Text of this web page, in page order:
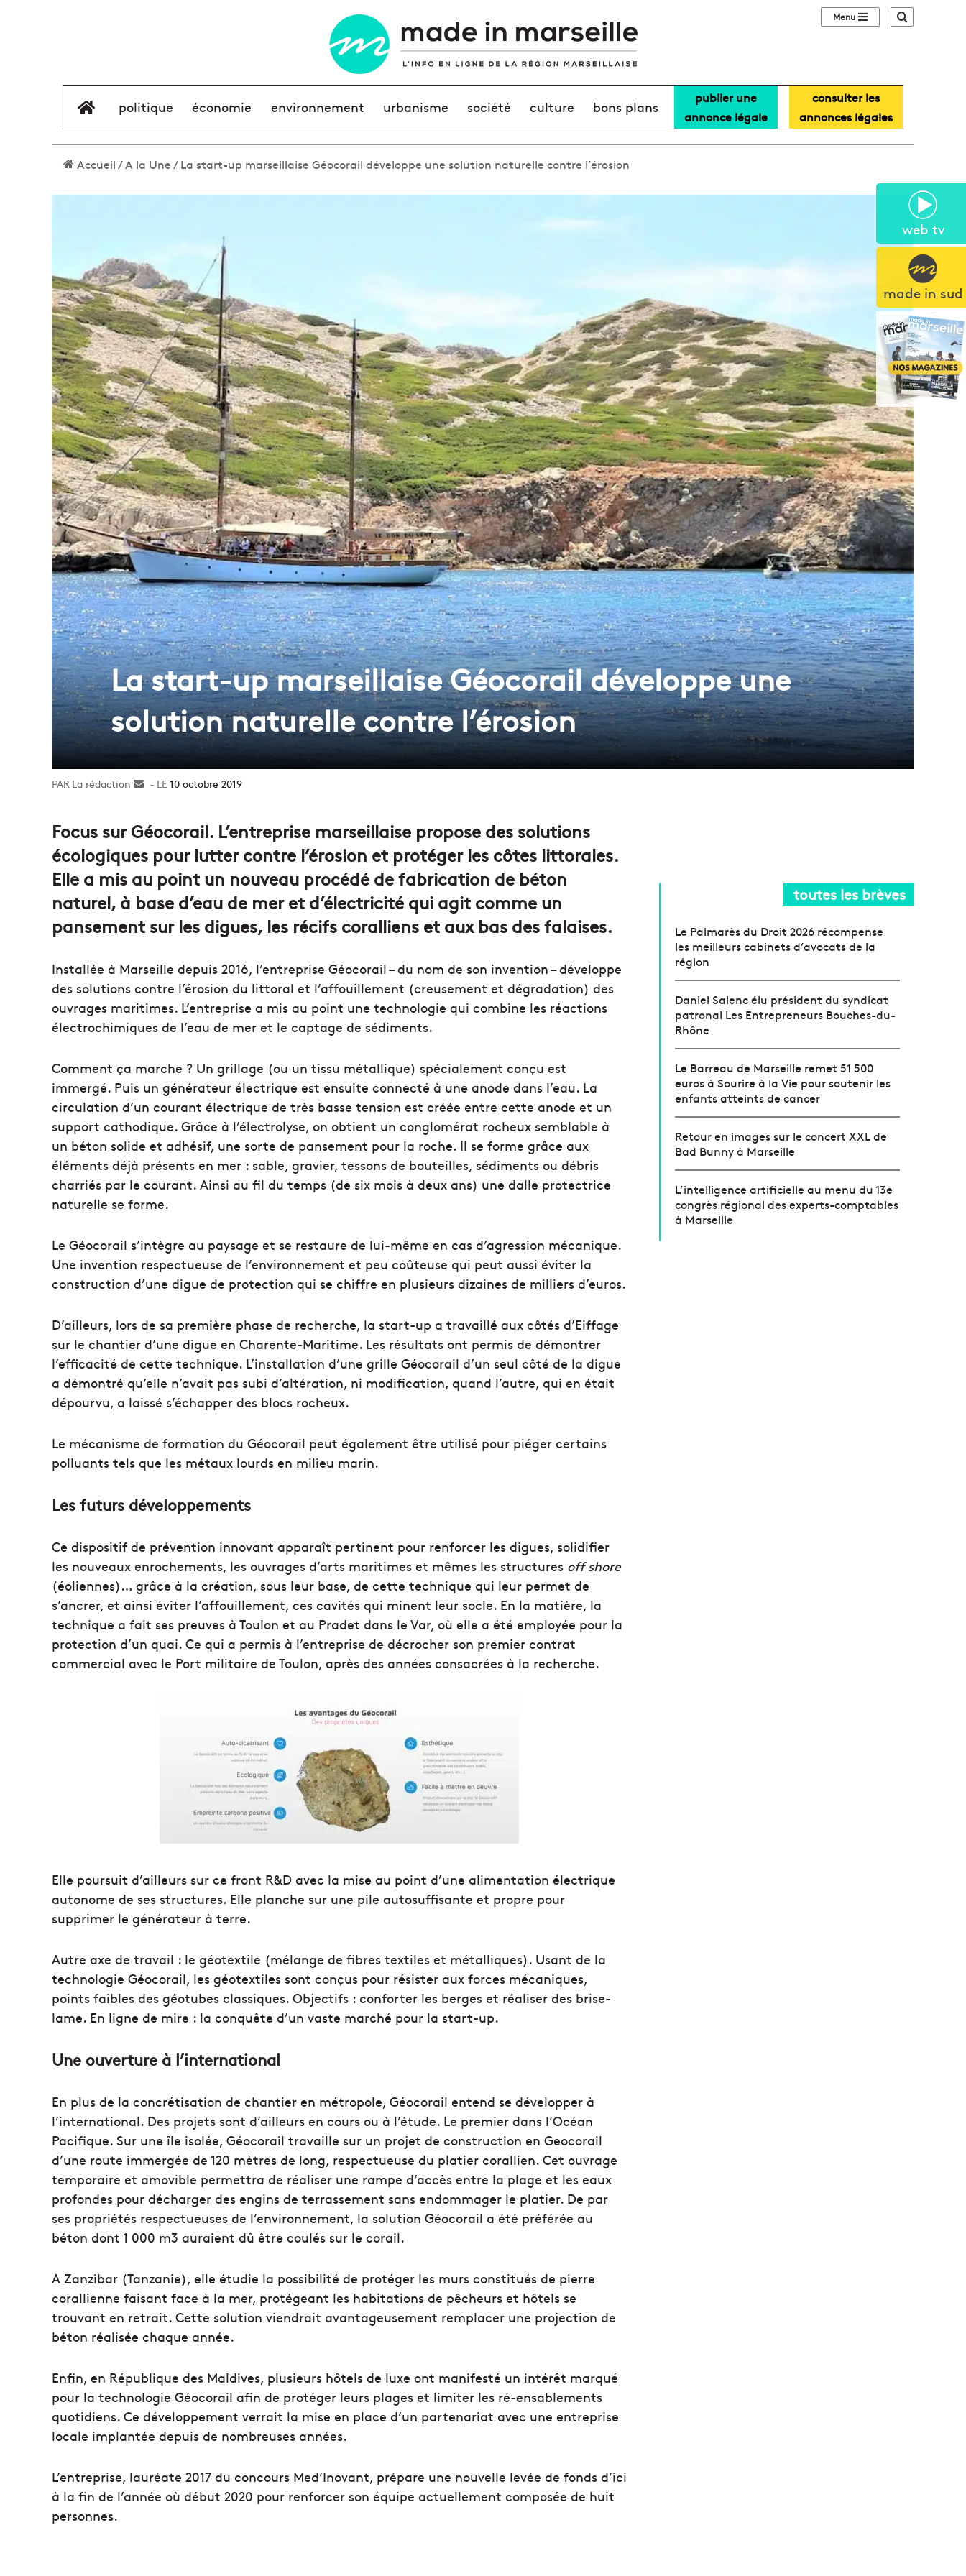
web tv
made in sud
Sidebar (barre
élément de menu
politique économie environnement urbanisme société culture bons plans
publier une
annonce légale
consulter les
annonces légales
Accueil/A la Une/La start-up marseillaise Géocorail développe une solution naturelle contre l’érosion
La start-up marseillaise Géocorail développe une
solution naturelle contre l’érosion
La rédaction
Envoyer10 octobre 2019
Focus sur Géocorail. L’entreprise marseillaise propose des solutions
écologiques pour lutter contre l’érosion et protéger les côtes littorales.
Elle a mis au point un nouveau procédé de fabrication de béton
naturel, à base d’eau de mer et d’électricité qui agit comme un
pansement sur les digues, les récifs coralliens et aux bas des falaises.
Installée à Marseille depuis 2016, l’entreprise Géocorail – du nom de son invention – développe
des solutions contre l’érosion du littoral et l’affouillement (creusement et dégradation) des
ouvrages maritimes. L’entreprise a mis au point une technologie qui combine les réactions
électrochimiques de l’eau de mer et le captage de sédiments.
Comment ça marche ? Un grillage (ou un tissu métallique) spécialement conçu est
immergé. Puis un générateur électrique est ensuite connecté à une anode dans l’eau. La
circulation d’un courant électrique de très basse tension est créée entre cette anode et un
support cathodique. Grâce à l’électrolyse, on obtient un conglomérat rocheux semblable à
un béton solide et adhésif, une sorte de pansement pour la roche. Il se forme grâce aux
éléments déjà présents en mer : sable, gravier, tessons de bouteilles, sédiments ou débris
charriés par le courant. Ainsi au fil du temps (de six mois à deux ans) une dalle protectrice
naturelle se forme.
Le Géocorail s’intègre au paysage et se restaure de lui-même en cas d’agression mécanique.
Une invention respectueuse de l’environnement et peu coûteuse qui peut aussi éviter la
construction d’une digue de protection qui se chiffre en plusieurs dizaines de milliers d’euros.
D’ailleurs, lors de sa première phase de recherche, la start-up a travaillé aux côtés d’Eiffage
sur le chantier d’une digue en Charente-Maritime. Les résultats ont permis de démontrer
l’efficacité de cette technique. L’installation d’une grille Géocorail d’un seul côté de la digue
a démontré qu’elle n’avait pas subi d’altération, ni modification, quand l’autre, qui en était
dépourvu, a laissé s’échapper des blocs rocheux.
Le mécanisme de formation du Géocorail peut également être utilisé pour piéger certains
polluants tels que les métaux lourds en milieu marin.
Les futurs développements
Ce dispositif de prévention innovant apparaît pertinent pour renforcer les digues, solidifier
les nouveaux enrochements, les ouvrages d’arts maritimes et mêmes les structures off shore
(éoliennes)… grâce à la création, sous leur base, de cette technique qui leur permet de
s’ancrer, et ainsi éviter l’affouillement, ces cavités qui minent leur socle. En la matière, la
technique a fait ses preuves à Toulon et au Pradet dans le Var, où elle a été employée pour la
protection d’un quai. Ce qui a permis à l’entreprise de décrocher son premier contrat
commercial avec le Port militaire de Toulon, après des années consacrées à la recherche.
Elle poursuit d’ailleurs sur ce front R&D avec la mise au point d’une alimentation électrique
autonome de ses structures. Elle planche sur une pile autosuffisante et propre pour
supprimer le générateur à terre.
Autre axe de travail : le géotextile (mélange de fibres textiles et métalliques). Usant de la
technologie Géocorail, les géotextiles sont conçus pour résister aux forces mécaniques,
points faibles des géotubes classiques. Objectifs : conforter les berges et réaliser des brise-
lame. En ligne de mire : la conquête d’un vaste marché pour la start-up.
Une ouverture à l’international
En plus de la concrétisation de chantier en métropole, Géocorail entend se développer à
l’international. Des projets sont d’ailleurs en cours ou à l’étude. Le premier dans l’Océan
Pacifique. Sur une île isolée, Géocorail travaille sur un projet de construction en Geocorail
d’une route immergée de 120 mètres de long, respectueuse du platier corallien. Cet ouvrage
temporaire et amovible permettra de réaliser une rampe d’accès entre la plage et les eaux
profondes pour décharger des engins de terrassement sans endommager le platier. De par
ses propriétés respectueuses de l’environnement, la solution Géocorail a été préférée au
béton dont 1 000 m3 auraient dû être coulés sur le corail.
A Zanzibar (Tanzanie), elle étudie la possibilité de protéger les murs constitués de pierre
corallienne faisant face à la mer, protégeant les habitations de pêcheurs et hôtels se
trouvant en retrait. Cette solution viendrait avantageusement remplacer une projection de
béton réalisée chaque année.
Enfin, en République des Maldives, plusieurs hôtels de luxe ont manifesté un intérêt marqué
pour la technologie Géocorail afin de protéger leurs plages et limiter les ré-ensablements
quotidiens. Ce développement verrait la mise en place d’un partenariat avec une entreprise
locale implantée depuis de nombreuses années.
L’entreprise, lauréate 2017 du concours Med’Inovant, prépare une nouvelle levée de fonds d’ici
à la fin de l’année où début 2020 pour renforcer son équipe actuellement composée de huit
personnes.
toutes les brèves
Le Palmarès du Droit 2026 récompense
les meilleurs cabinets d’avocats de la
région
Daniel Salenc élu président du syndicat
patronal Les Entrepreneurs Bouches-du-
Rhône
Le Barreau de Marseille remet 51 500
euros à Sourire à la Vie pour soutenir les
enfants atteints de cancer
Retour en images sur le concert XXL de
Bad Bunny à Marseille
L’intelligence artificielle au menu du 13e
congrès régional des experts-comptables
à Marseille